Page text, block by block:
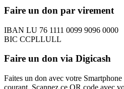
Faire un don par virement
IBAN LU 76 1111 0099 9096 0000
BIC CCPLLULL
Faire un don via Digicash
Faites un don avec votre